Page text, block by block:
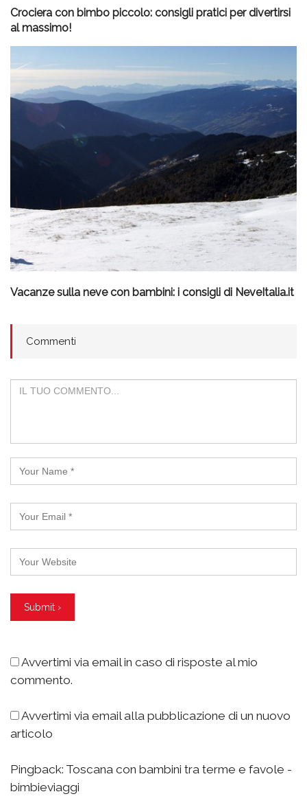
Crociera con bimbo piccolo: consigli pratici per divertirsi
al massimo!
Vacanze sulla neve con bambini: i consigli di NeveItalia.it
Commenti
Avvertimi via email in caso di risposte al mio
commento.
Avvertimi via email alla pubblicazione di un nuovo
articolo
Pingback: Toscana con bambini tra terme e favole -
bimbieviaggi